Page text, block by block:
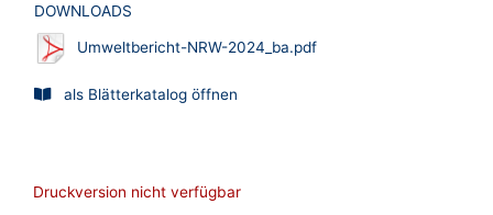
DOWNLOADS
Umweltbericht-NRW-2024_ba.pdf
als Blätterkatalog öffnen
Druckversion nicht verfügbar